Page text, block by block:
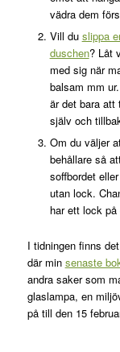
vädra dem
Vill du slippa
duschen? Låt
med sig när
balsam mm
är det bara att
själv och
Om du väljer
behållare så
soffbordet
utan lock.
har ett lock på
I tidningen finns
där min senaste
andra saker som
glaslampa, en
på till den 15